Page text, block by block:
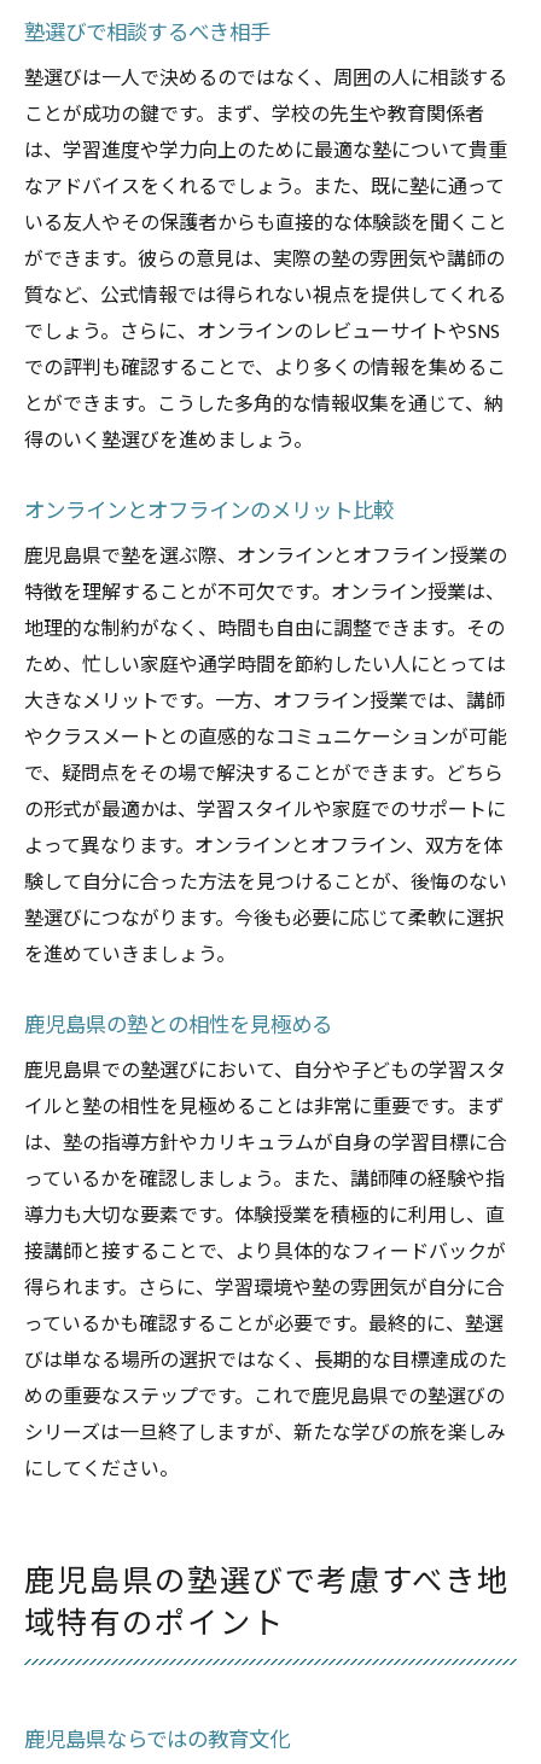
塾選びで相談するべき相手
塾選びは一人で決めるのではなく、周囲の人に相談する
ことが成功の鍵です。まず、学校の先生や教育関係者
は、学習進度や学力向上のために最適な塾について貴重
なアドバイスをくれるでしょう。また、既に塾に通って
いる友人やその保護者からも直接的な体験談を聞くこと
ができます。彼らの意見は、実際の塾の雰囲気や講師の
質など、公式情報では得られない視点を提供してくれる
でしょう。さらに、オンラインのレビューサイトやSNS
での評判も確認することで、より多くの情報を集めるこ
とができます。こうした多角的な情報収集を通じて、納
得のいく塾選びを進めましょう。
オンラインとオフラインのメリット比較
鹿児島県で塾を選ぶ際、オンラインとオフライン授業の
特徴を理解することが不可欠です。オンライン授業は、
地理的な制約がなく、時間も自由に調整できます。その
ため、忙しい家庭や通学時間を節約したい人にとっては
大きなメリットです。一方、オフライン授業では、講師
やクラスメートとの直感的なコミュニケーションが可能
で、疑問点をその場で解決することができます。どちら
の形式が最適かは、学習スタイルや家庭でのサポートに
よって異なります。オンラインとオフライン、双方を体
験して自分に合った方法を見つけることが、後悔のない
塾選びにつながります。今後も必要に応じて柔軟に選択
を進めていきましょう。
鹿児島県の塾との相性を見極める
鹿児島県での塾選びにおいて、自分や子どもの学習スタ
イルと塾の相性を見極めることは非常に重要です。まず
は、塾の指導方針やカリキュラムが自身の学習目標に合
っているかを確認しましょう。また、講師陣の経験や指
導力も大切な要素です。体験授業を積極的に利用し、直
接講師と接することで、より具体的なフィードバックが
得られます。さらに、学習環境や塾の雰囲気が自分に合
っているかも確認することが必要です。最終的に、塾選
びは単なる場所の選択ではなく、長期的な目標達成のた
めの重要なステップです。これで鹿児島県での塾選びの
シリーズは一旦終了しますが、新たな学びの旅を楽しみ
にしてください。
鹿児島県の塾選びで考慮すべき地
域特有のポイント
鹿児島県ならではの教育文化